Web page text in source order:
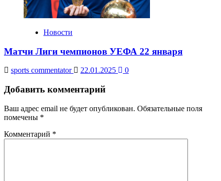
Новости
Матчи Лиги чемпионов УЕФА 22 января
sports commentator 22.01.2025 0
Добавить комментарий
Ваш адрес email не будет опубликован. Обязательные поля
помечены *
Комментарий *